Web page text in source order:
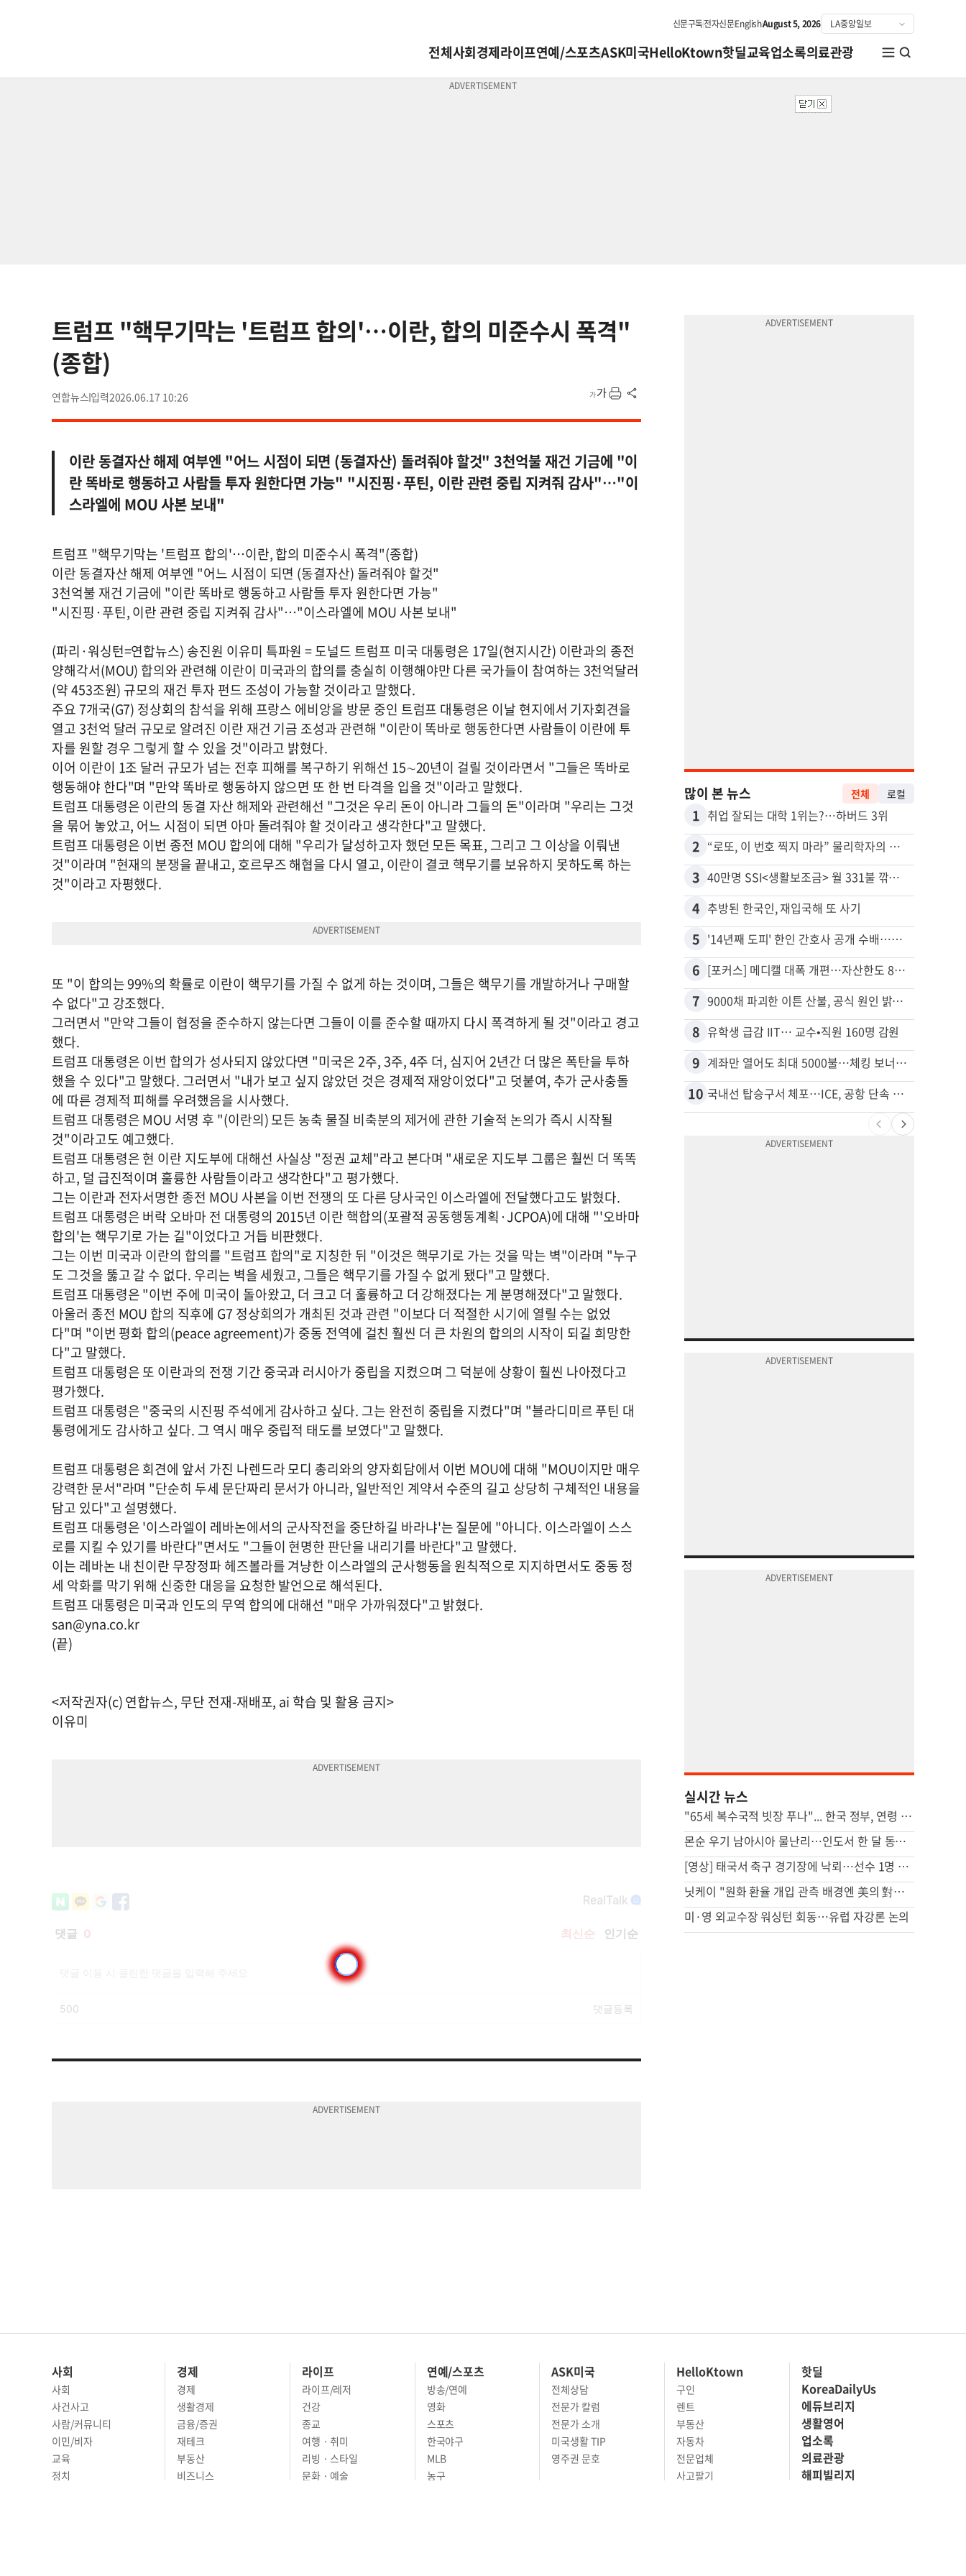
신문구독전자신문EnglishAugust 5, 2026
전체사회경제라이프연예/스포츠ASK미국HelloKtown핫딜교육업소록의료관광
트럼프 "핵무기막는 '트럼프 합의'…이란, 합의 미준수시 폭격"
(종합)
연합뉴스 2026.06.17 10:26
이란 동결자산 해제 여부엔 "어느 시점이 되면 (동결자산) 돌려줘야 할것" 3천억불 재건 기금에 "이
란 똑바로 행동하고 사람들 투자 원한다면 가능" "시진핑·푸틴, 이란 관련 중립 지켜줘 감사"…"이
스라엘에 MOU 사본 보내"
트럼프 "핵무기막는 '트럼프 합의'…이란, 합의 미준수시 폭격"(종합)
이란 동결자산 해제 여부엔 "어느 시점이 되면 (동결자산) 돌려줘야 할것"
3천억불 재건 기금에 "이란 똑바로 행동하고 사람들 투자 원한다면 가능"
"시진핑·푸틴, 이란 관련 중립 지켜줘 감사"…"이스라엘에 MOU 사본 보내"
(파리·워싱턴=연합뉴스) 송진원 이유미 특파원 = 도널드 트럼프 미국 대통령은 17일(현지시간) 이란과의 종전
양해각서(MOU) 합의와 관련해 이란이 미국과의 합의를 충실히 이행해야만 다른 국가들이 참여하는 3천억달러
(약 453조원) 규모의 재건 투자 펀드 조성이 가능할 것이라고 말했다.
주요 7개국(G7) 정상회의 참석을 위해 프랑스 에비앙을 방문 중인 트럼프 대통령은 이날 현지에서 기자회견을
열고 3천억 달러 규모로 알려진 이란 재건 기금 조성과 관련해 "이란이 똑바로 행동한다면 사람들이 이란에 투
자를 원할 경우 그렇게 할 수 있을 것"이라고 밝혔다.
이어 이란이 1조 달러 규모가 넘는 전후 피해를 복구하기 위해선 15∼20년이 걸릴 것이라면서 "그들은 똑바로
행동해야 한다"며 "만약 똑바로 행동하지 않으면 또 한 번 타격을 입을 것"이라고 말했다.
트럼프 대통령은 이란의 동결 자산 해제와 관련해선 "그것은 우리 돈이 아니라 그들의 돈"이라며 "우리는 그것
을 묶어 놓았고, 어느 시점이 되면 아마 돌려줘야 할 것이라고 생각한다"고 말했다.
트럼프 대통령은 이번 종전 MOU 합의에 대해 "우리가 달성하고자 했던 모든 목표, 그리고 그 이상을 이뤄낸
것"이라며 "현재의 분쟁을 끝내고, 호르무즈 해협을 다시 열고, 이란이 결코 핵무기를 보유하지 못하도록 하는
것"이라고 자평했다.
또 "이 합의는 99%의 확률로 이란이 핵무기를 가질 수 없게 하는 것이며, 그들은 핵무기를 개발하거나 구매할
수 없다"고 강조했다.
그러면서 "만약 그들이 협정을 준수하지 않는다면 그들이 이를 준수할 때까지 다시 폭격하게 될 것"이라고 경고
했다.
트럼프 대통령은 이번 합의가 성사되지 않았다면 "미국은 2주, 3주, 4주 더, 심지어 2년간 더 많은 폭탄을 투하
했을 수 있다"고 말했다. 그러면서 "내가 보고 싶지 않았던 것은 경제적 재앙이었다"고 덧붙여, 추가 군사충돌
에 따른 경제적 피해를 우려했음을 시사했다.
트럼프 대통령은 MOU 서명 후 "(이란의) 모든 농축 물질 비축분의 제거에 관한 기술적 논의가 즉시 시작될
것"이라고도 예고했다.
트럼프 대통령은 현 이란 지도부에 대해선 사실상 "정권 교체"라고 본다며 "새로운 지도부 그룹은 훨씬 더 똑똑
하고, 덜 급진적이며 훌륭한 사람들이라고 생각한다"고 평가했다.
그는 이란과 전자서명한 종전 MOU 사본을 이번 전쟁의 또 다른 당사국인 이스라엘에 전달했다고도 밝혔다.
트럼프 대통령은 버락 오바마 전 대통령의 2015년 이란 핵합의(포괄적 공동행동계획·JCPOA)에 대해 "'오바마
합의'는 핵무기로 가는 길"이었다고 거듭 비판했다.
그는 이번 미국과 이란의 합의를 "트럼프 합의"로 지칭한 뒤 "이것은 핵무기로 가는 것을 막는 벽"이라며 "누구
도 그것을 뚫고 갈 수 없다. 우리는 벽을 세웠고, 그들은 핵무기를 가질 수 없게 됐다"고 말했다.
트럼프 대통령은 "이번 주에 미국이 돌아왔고, 더 크고 더 훌륭하고 더 강해졌다는 게 분명해졌다"고 말했다.
아울러 종전 MOU 합의 직후에 G7 정상회의가 개최된 것과 관련 "이보다 더 적절한 시기에 열릴 수는 없었
다"며 "이번 평화 합의(peace agreement)가 중동 전역에 걸친 훨씬 더 큰 차원의 합의의 시작이 되길 희망한
다"고 말했다.
트럼프 대통령은 또 이란과의 전쟁 기간 중국과 러시아가 중립을 지켰으며 그 덕분에 상황이 훨씬 나아졌다고
평가했다.
트럼프 대통령은 "중국의 시진핑 주석에게 감사하고 싶다. 그는 완전히 중립을 지켰다"며 "블라디미르 푸틴 대
통령에게도 감사하고 싶다. 그 역시 매우 중립적 태도를 보였다"고 말했다.
트럼프 대통령은 회견에 앞서 가진 나렌드라 모디 총리와의 양자회담에서 이번 MOU에 대해 "MOU이지만 매우
강력한 문서"라며 "단순히 두세 문단짜리 문서가 아니라, 일반적인 계약서 수준의 길고 상당히 구체적인 내용을
담고 있다"고 설명했다.
트럼프 대통령은 '이스라엘이 레바논에서의 군사작전을 중단하길 바라냐'는 질문에 "아니다. 이스라엘이 스스
로를 지킬 수 있기를 바란다"면서도 "그들이 현명한 판단을 내리기를 바란다"고 말했다.
이는 레바논 내 친이란 무장정파 헤즈볼라를 겨냥한 이스라엘의 군사행동을 원칙적으로 지지하면서도 중동 정
세 악화를 막기 위해 신중한 대응을 요청한 발언으로 해석된다.
트럼프 대통령은 미국과 인도의 무역 합의에 대해선 "매우 가까워졌다"고 밝혔다.
san@yna.co.kr
(끝)
<저작권자(c) 연합뉴스, 무단 전재-재배포, ai 학습 및 활용 금지>
이유미
많이 본 뉴스 전체 로컬
1 취업 잘되는 대학 1위는?…하버드 3위
2 “로또, 이 번호 찍지 마라” 물리학자의 당첨금 높이는 비밀
3 40만명 SSI<생활보조금> 월 331불 깎이나
4 추방된 한국인, 재입국해 또 사기
5 '14년째 도피' 한인 간호사 공개 수배…메디케어 사기 유죄
6 [포커스] 메디캘 대폭 개편…자산한도 84% 축소
7 9000채 파괴한 이튼 산불, 공식 원인 밝혀졌다
8 유학생 급감 IIT… 교수•직원 160명 감원
9 계좌만 열어도 최대 5000불…체킹 보너스 무한 경쟁
10 국내선 탑승구서 체포…ICE, 공항 단속 확대
실시간 뉴스
"65세 복수국적 빗장 푸나"... 한국 정부, 연령 완화 전면 추진
몬순 우기 남아시아 물난리…인도서 한 달 동안 163명 사망
[영상] 태국서 축구 경기장에 낙뢰…선수 1명 사망·12명 부상
닛케이 "원화 환율 개입 관측 배경엔 美의 對韓 무역적자 우려"
미·영 외교수장 워싱턴 회동…유럽 자강론 논의
사회
사회
사건사고
사람/커뮤니티
이민/비자
경제
경제
생활경제
금융/증권
재테크
라이프
라이프/레저
건강
종교
여행 · 취미
연예/스포츠
방송/연예
영화
스포츠
한국야구
ASK미국
전체상담
전문가 칼럼
전문가 소개
HelloKtown
구인
렌트
부동산
자동차
핫딜
KoreaDailyUs
에듀브리지
생활영어
업소록